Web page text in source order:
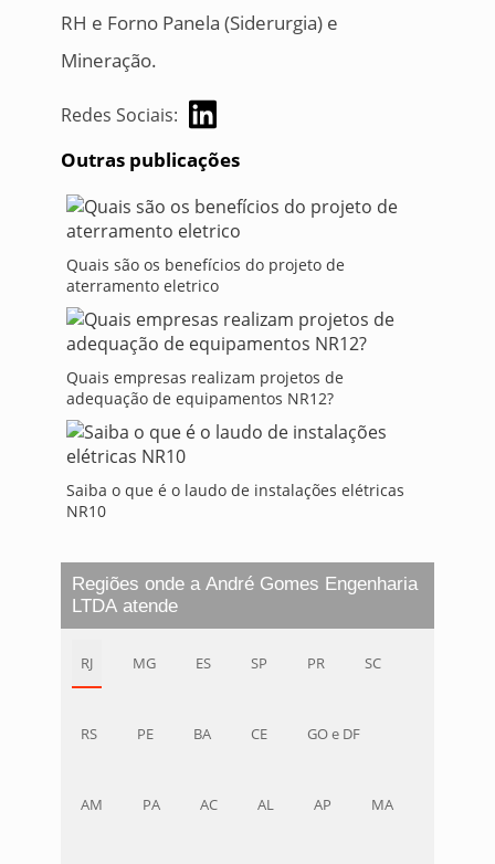
RH e Forno Panela (Siderurgia) e
Mineração.
Redes Sociais:
Outras publicações
Quais são os benefícios do projeto de
aterramento eletrico
Quais empresas realizam projetos de
adequação de equipamentos NR12?
Saiba o que é o laudo de instalações elétricas
NR10
Regiões onde a André Gomes Engenharia
LTDA atende
RJ MG ES SP PR SC
RS PE BA CE GO e DF
AM PA AC AL AP MA